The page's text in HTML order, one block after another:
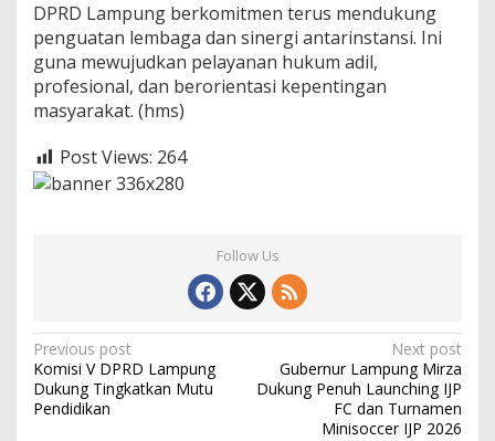
DPRD Lampung berkomitmen terus mendukung
penguatan lembaga dan sinergi antarinstansi. Ini
guna mewujudkan pelayanan hukum adil,
profesional, dan berorientasi kepentingan
masyarakat. (hms)
Post Views: 264
Follow Us
P
o
s
Previous post
Komisi V DPRD Lampung
Dukung Tingkatkan Mutu
Pendidikan
Next post
Gubernur Lampung Mirza
Dukung Penuh Launching IJP
FC dan Turnamen
Minisoccer IJP 2026